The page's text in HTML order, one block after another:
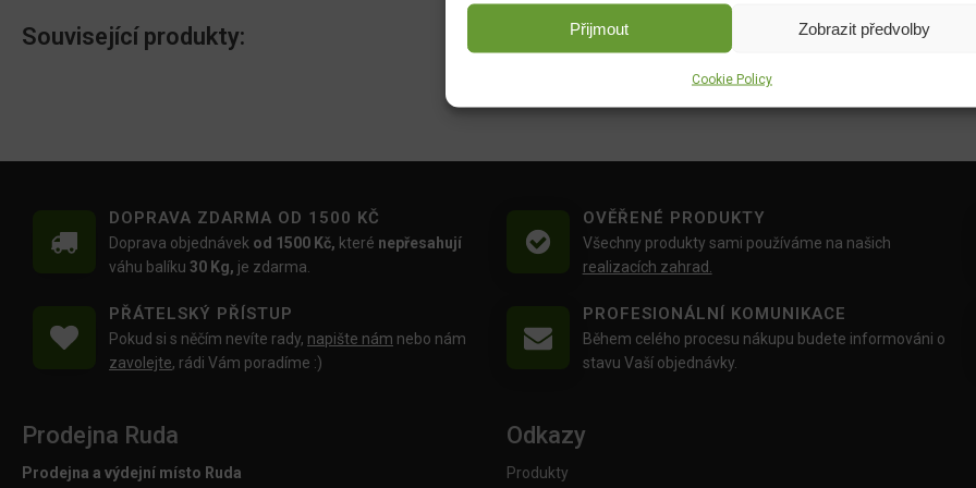
Přijmout Zobrazit předvolby
Cookie Policy
Související produkty:
DOPRAVA ZDARMA OD 1500 KČ
Doprava objednávek od 1500 Kč, které nepřesahují
váhu balíku30 Kg, je zdarma.
OVĚŘENÉ PRODUKTY
Všechny produkty sami používáme na našich
realizacích zahrad.
PŘÁTELSKÝ PŘÍSTUP
Pokud si s něčím nevíte rady, napište nám nebo nám
zavolejte, rádi Vám poradíme :)
PROFESIONÁLNÍ KOMUNIKACE
Během celého procesu nákupu budete informováni o
stavu Vaší objednávky.
Prodejna Ruda
Prodejna a výdejní místo Ruda
Odkazy
Produkty